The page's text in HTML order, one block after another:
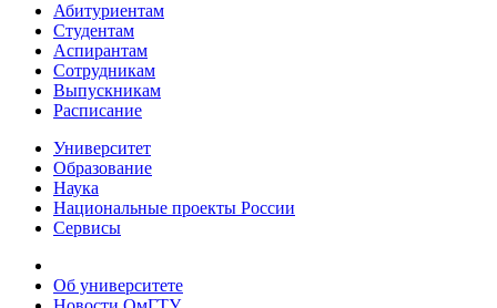
Абитуриентам
Студентам
Аспирантам
Сотрудникам
Выпускникам
Расписание
Университет
Образование
Наука
Национальные проекты России
Сервисы
Об университете